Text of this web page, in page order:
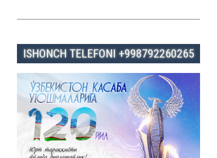
ISHONCH TELEFONI +998792260265